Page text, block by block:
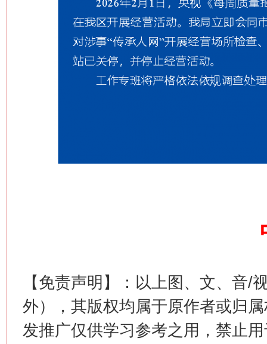
【免责声明】：以上图、文、音/
外），其版权均属于原作者或归
发推广仅供学习参考之用，禁止